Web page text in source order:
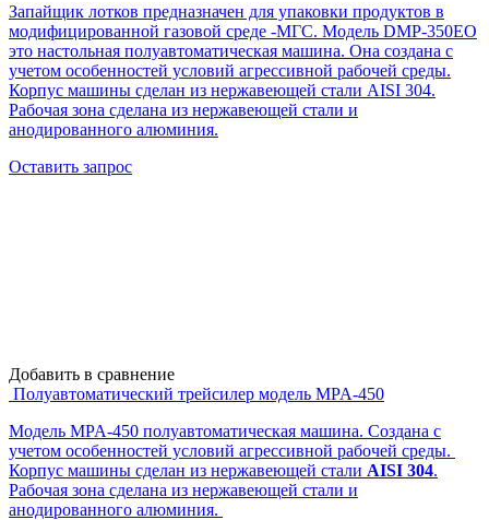
Запайщик лотков предназначен для упаковки продуктов в
модифицированной газовой среде -МГС. Модель DMP-350EO
это настольная полуавтоматическая машина. Она создана с
учетом особенностей условий агрессивной рабочей среды.
Корпус машины сделан из нержавеющей стали AISI 304.
Рабочая зона сделана из нержавеющей стали и
анодированного алюминия.
Оставить запрос
Добавить в сравнение
Полуавтоматический трейсилер модель MPA-450
Модель MPA-450 полуавтоматическая машина. Создана с
учетом особенностей условий агрессивной рабочей среды.
Корпус машины сделан из нержавеющей стали AISI 304.
Рабочая зона сделана из нержавеющей стали и
анодированного алюминия.